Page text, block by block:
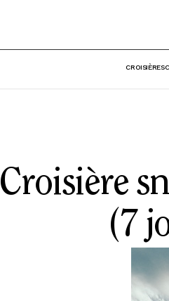
CROISIÈRES
Croisière
(7